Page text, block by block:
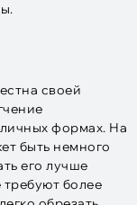
своей
формах. На
быть немного
его лучше
более